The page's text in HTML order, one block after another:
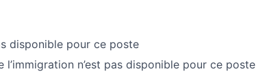
disponible pour ce poste
n’est pas disponible pour ce poste